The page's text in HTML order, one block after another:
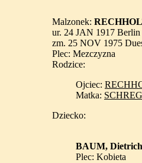
Malzonek:
ur. 24 JAN 1917
zm. 25 NOV 1975
Plec: Mezczyzna
Rodzice:
Ojciec:
Matka:
Dziecko:
BAUM, Dietrich
Plec: Kobieta